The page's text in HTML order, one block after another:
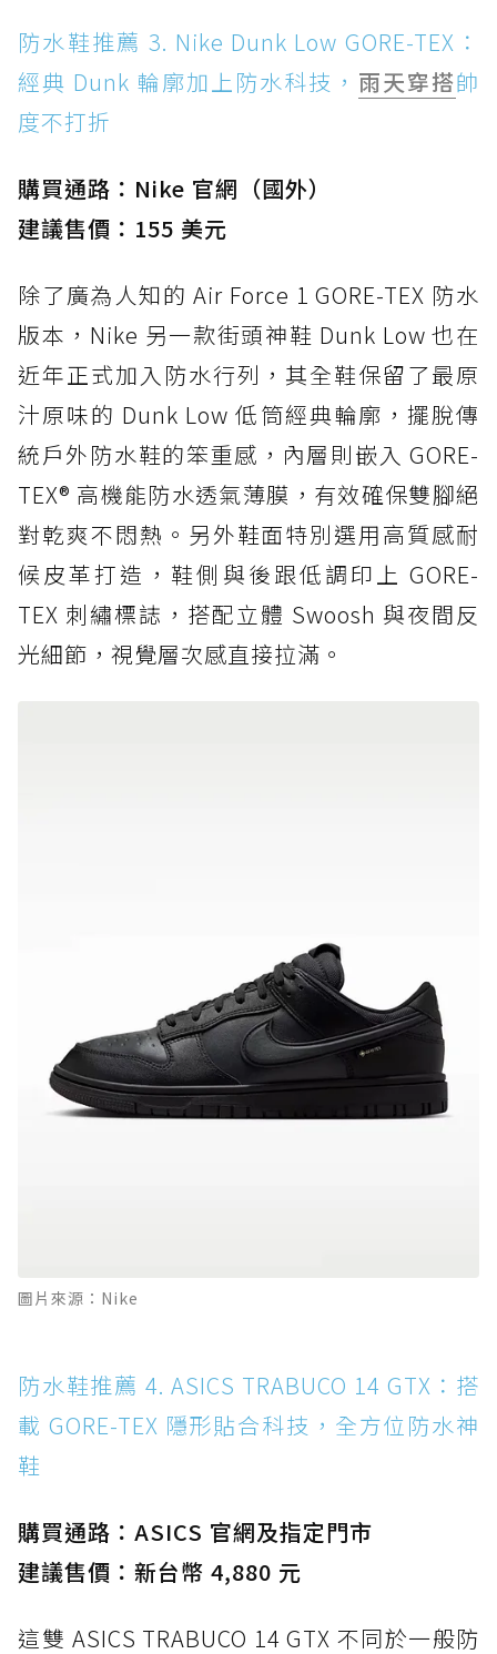
防水鞋推薦 3. Nike Dunk Low GORE-TEX：
經典 Dunk 輪廓加上防水科技， 雨天穿搭帥
度不打折
購買通路：Nike 官網（國外）
建議售價：155 美元
除了廣為人知的 Air Force 1 GORE-TEX 防水
版本，Nike 另一款街頭神鞋 Dunk Low 也在
近年正式加入防水行列，其全鞋保留了最原
汁原味的 Dunk Low 低筒經典輪廓，擺脫傳
統戶外防水鞋的笨重感，內層則嵌入 GORE-
TEX® 高機能防水透氣薄膜，有效確保雙腳絕
對乾爽不悶熱。另外鞋面特別選用高質感耐
候皮革打造，鞋側與後跟低調印上 GORE-
TEX 刺繡標誌，搭配立體 Swoosh 與夜間反
光細節，視覺層次感直接拉滿。
圖片來源：Nike
防水鞋推薦 4. ASICS TRABUCO 14 GTX：搭
載 GORE-TEX 隱形貼合科技，全方位防水神
鞋
購買通路：ASICS 官網及指定門市
建議售價：新台幣 4,880 元
這雙 ASICS TRABUCO 14 GTX 不同於一般防